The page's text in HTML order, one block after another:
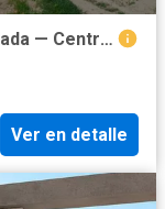
🏡🌿Alquiler | Casa De Campo Amoblada — Centro Poblado La Mariposa, Piura 📌A 5 Min De La Upao👨‍🎓| Al Lado Del Club Náutico De Piura
Ver en detalle